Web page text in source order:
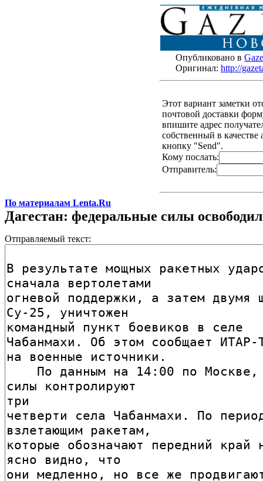
Опубликовано в
Оригинал: http://
Этот вариант заметки
почтовой доставки
впишите адрес
собственный в качестве
кнопку "Send".
Кому послать:
Отправитель:
По материалам Lenta.Ru
Дагестан: федеральные силы
Отправляемый текст: